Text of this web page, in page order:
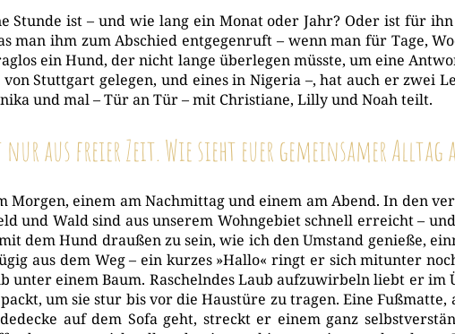
ist – und wie lang ein Monat oder Jahr? Oder ist für
ihm zum Abschied ent­ge­gen­ruft – wenn man für Tage,
ein Hund, der nicht lan­ge über­le­gen müss­te, um eine
Stutt­gart gele­gen, und eines in Nige­ria –, hat auch er zwei
und mal – Tür an Tür – mit Chris­tia­ne, Lil­ly und Noah teilt.
aus freier Zeit. Wie sieht euer gemeinsamer Alltag
einem am Nach­mit­tag und einem am Abend. In den
und Wald sind aus unse­rem Wohn­ge­biet schnell erreicht –
dem Hund drau­ßen zu sein, wie ich den Umstand genie­ße,
aus dem Weg – ein kur­zes »Hal­lo« ringt er sich mit­un­ter
unter einem Baum. Rascheln­des Laub auf­zu­wir­beln liebt er
um sie stur bis vor die Haus­tü­re zu tra­gen. Eine
auf dem Sofa geht, streckt er einem ganz